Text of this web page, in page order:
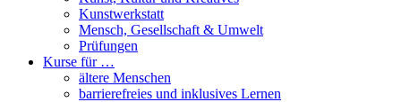
Kunstwerkstatt
Mensch, Gesellschaft & Umwelt
Prüfungen
Kurse für …
ältere Menschen
barrierefreies und inklusives Lernen